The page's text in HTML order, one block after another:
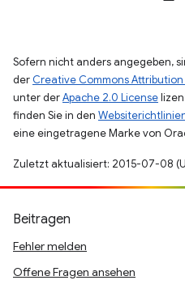
Sofern nicht anders angegeben,
der Creative Commons
unter derApache 2.0 License
finden Sie in den
eine eingetragene Marke von
Zuletzt aktualisiert: 2015-07-08
Beitragen
Fehler melden
Offene Fragen ansehen